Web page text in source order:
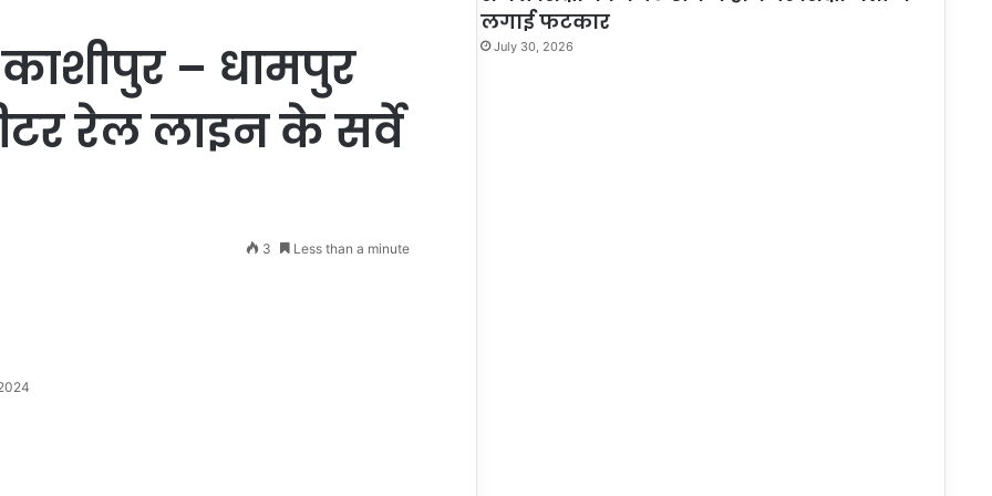
– धामपुर
रेल लाइन के सर्वे
3 Less than a minute
लगाई फटकार
July 30, 2026